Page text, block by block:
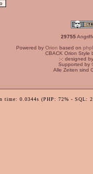
29755
Powered by Orion based on
CBACK Orion Style
:-: designed by
Supported by
Alle Zeiten sind
time: 0.0344s (PHP: 72% - SQL: